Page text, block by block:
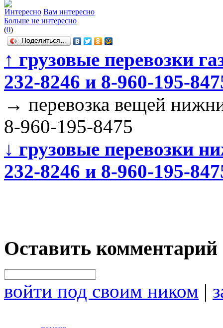
Интересно Вам интересно
Больше не интересно
(0)
Поделиться…
↑ грузовые перевозки
232-8246 и 8-960-195-
→ перевозка вещей
8-960-195-8475
↓ грузовые перевозки
232-8246 и 8-960-195-
Оставить комментарий
войти под своим ником |